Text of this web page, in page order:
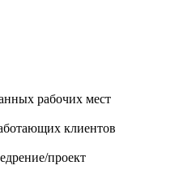
рабочих мест
клиентов
проект